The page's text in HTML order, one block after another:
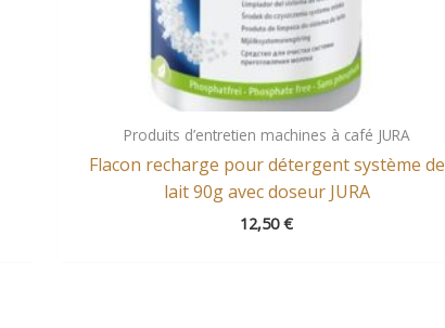
Produits d’entretien machines à café JURA
Flacon recharge pour détergent système de
lait 90g avec doseur JURA
12,50€